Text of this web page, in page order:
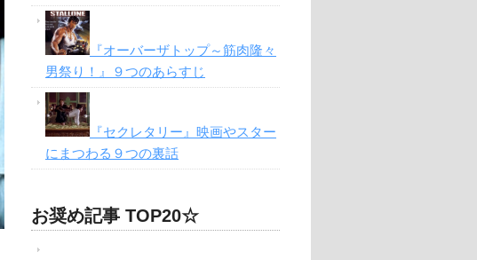
『オーバーザトップ～筋肉隆々
男祭り！』９つのあらすじ
『セクレタリー』映画やスター
にまつわる９つの裏話
お奨め記事 TOP20☆